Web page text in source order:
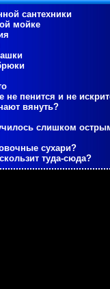
сантехники
мойке
пенится и не
вянуть?
слишком
сухари?
туда-сюда?